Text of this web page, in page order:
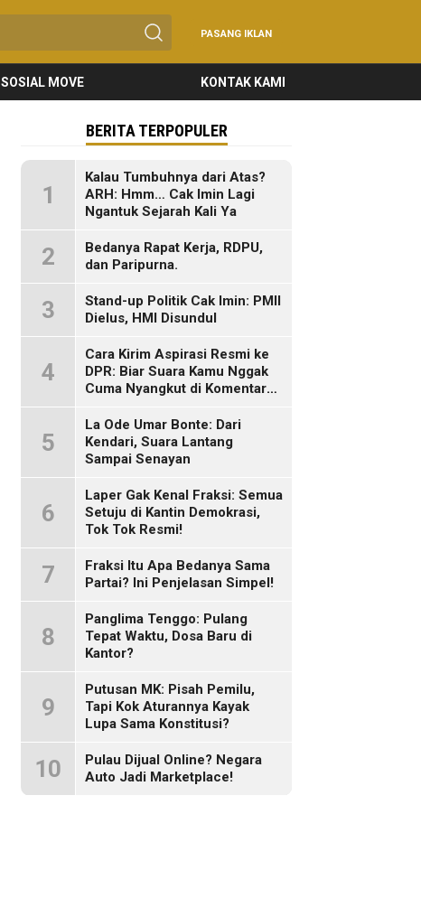
PASANG IKLAN
SOSIAL MOVE KONTAK KAMI
BERITA TERPOPULER
1
Kalau Tumbuhnya dari Atas?
ARH: Hmm… Cak Imin Lagi
Ngantuk Sejarah Kali Ya
2
Bedanya Rapat Kerja, RDPU,
dan Paripurna.
3
Stand-up Politik Cak Imin: PMII
Dielus, HMI Disundul
4
Cara Kirim Aspirasi Resmi ke
DPR: Biar Suara Kamu Nggak
Cuma Nyangkut di Komentar
5
La Ode Umar Bonte: Dari
Kendari, Suara Lantang
Sampai Senayan
6
Laper Gak Kenal Fraksi: Semua
Setuju di Kantin Demokrasi,
Tok Tok Resmi!
7
Fraksi Itu Apa Bedanya Sama
Partai? Ini Penjelasan Simpel!
8
Panglima Tenggo: Pulang
Tepat Waktu, Dosa Baru di
Kantor?
9
Putusan MK: Pisah Pemilu,
Tapi Kok Aturannya Kayak
Lupa Sama Konstitusi?
10
Pulau Dijual Online? Negara
Auto Jadi Marketplace!